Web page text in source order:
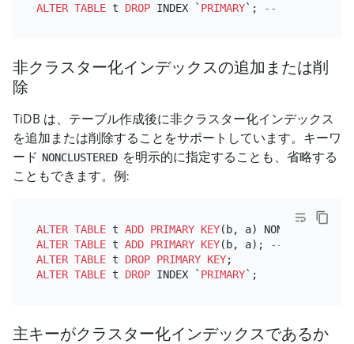
ALTER TABLE t DROP INDEX ` PRIMARY`; -- If the
非クラスター化インデックスの追加または削
除
TiDB は、テーブル作成後に非クラスター化インデックス
を追加または削除することをサポートしています。キーワ
ード NONCLUSTERED を明示的に指定することも、省略する
こともできます。例:
ALTER TABLE t ADD PRIMARY KEY
ALTER TABLE t ADD PRIMARY KEY(b, a);
-- If you
ALTER TABLE t DROP PRIMARY KEY
ALTER TABLE t DROP INDEX ` PRIMARY
主キーがクラスター化インデックスであるか